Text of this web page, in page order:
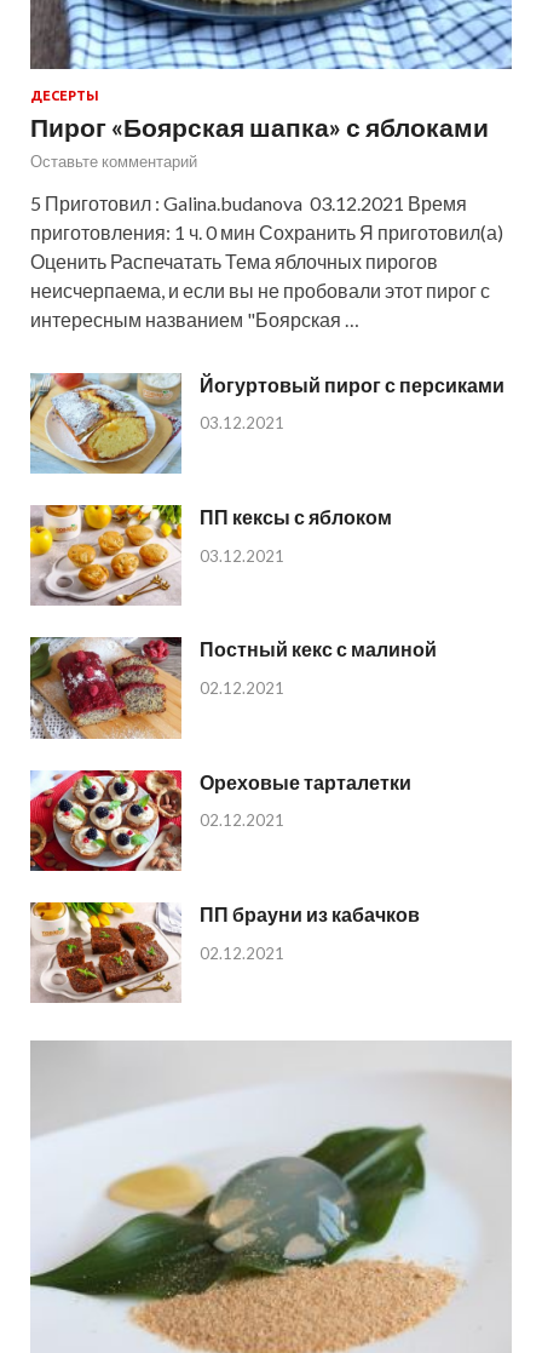
ДЕСЕРТЫ
Пирог «Боярская шапка» с яблоками
Оставьте комментарий
5 Приготовил : Galina.budanova 03.12.2021 Время
приготовления: 1 ч. 0 мин Сохранить Я приготовил(а)
Оценить Распечатать Тема яблочных пирогов
неисчерпаема, и если вы не пробовали этот пирог с
интересным названием "Боярская …
Йогуртовый пирог с персиками
03.12.2021
ПП кексы с яблоком
03.12.2021
Постный кекс с малиной
02.12.2021
Ореховые тарталетки
02.12.2021
ПП брауни из кабачков
02.12.2021